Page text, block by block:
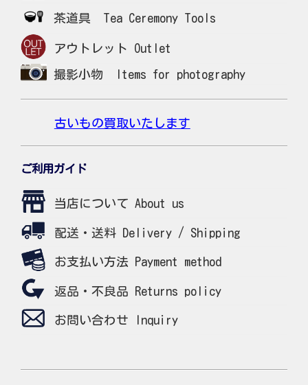
茶道具 Tea Ceremony Tools
アウトレット Outlet
撮影小物 Items for photography
古いもの買取いたします
ご利用ガイド
当店について About us
配送・送料 Delivery / Shipping
お支払い方法 Payment method
返品・不良品 Returns policy
お問い合わせ Inquiry